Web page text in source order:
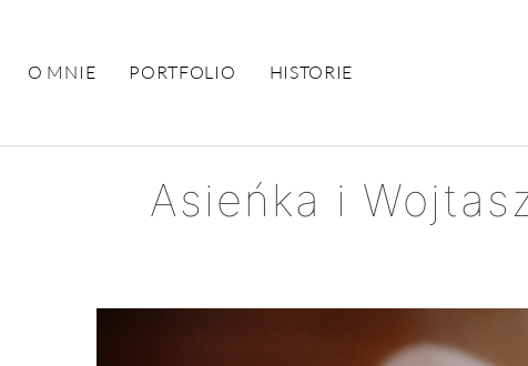
O MNIE PORTFOLIO HISTORIE
Asieńka i